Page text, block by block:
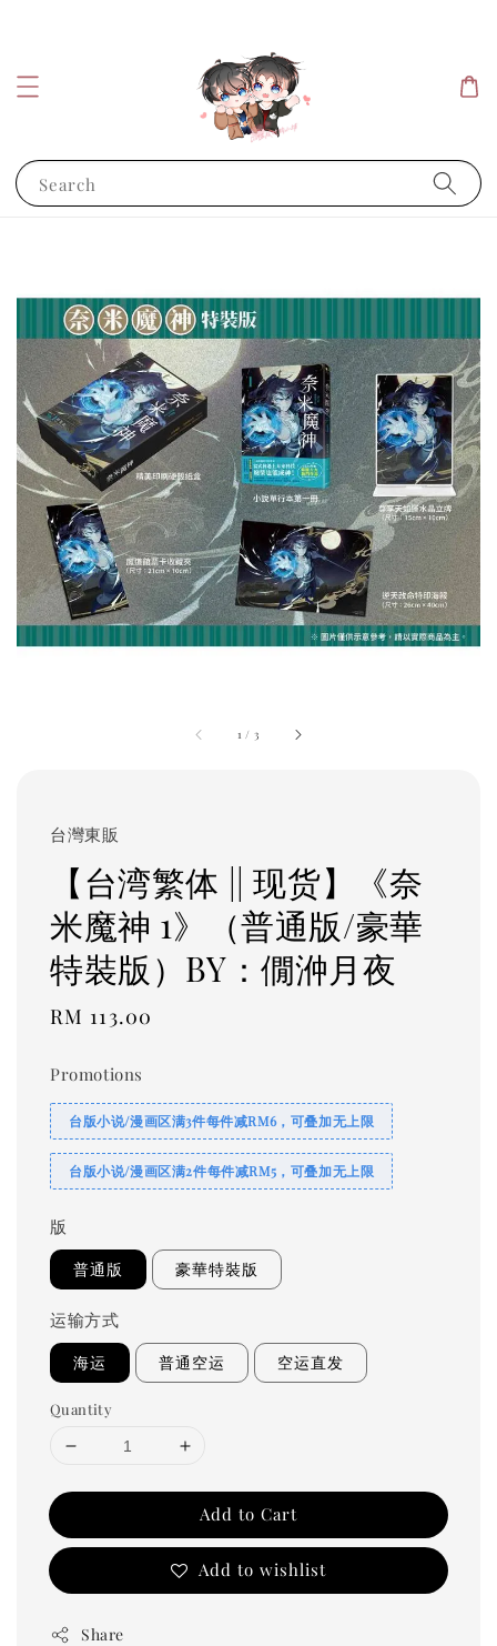
Search
1 / 3
台灣東販
【台湾繁体 || 现货】《奈
米魔神 1》（普通版/豪華
特裝版）BY：僩㳞月夜
Regular
RM 113.00
Promotions
台版小说/漫画区满3件每件减RM6，可叠加无上限
台版小说/漫画区满2件每件减RM5，可叠加无上限
版
普通版 豪華特裝版
运输方式
海运 普通空运 空运直发
Quantity
Add to Cart
Add to wishlist
Share